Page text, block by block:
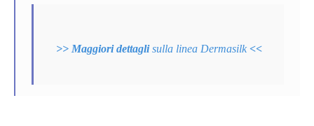
>> Maggiori dettaglisulla linea Dermasilk <<